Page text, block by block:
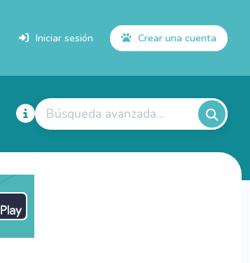
Iniciar sesión Crear una cuenta
Búsqueda avanzada...